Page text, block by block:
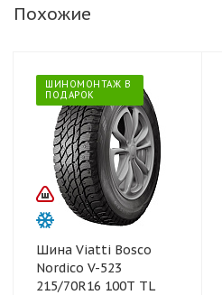
Похожие
ШИНОМОНТАЖ В
ПОДАРОК
Шина Viatti Bosco
Nordico V-523
215/70R16 100T TL